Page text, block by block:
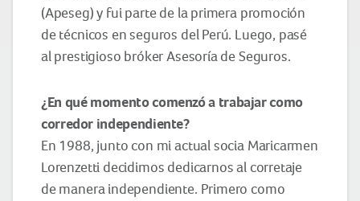
(Apeseg) y fui parte de la primera promoción
de técnicos en seguros del Perú. Luego, pasé
al prestigioso bróker Asesoría de Seguros.
¿En qué momentocomenzó a trabajar como
corredor independiente?
En 1988, junto con mi actual socia Maricarmen
Lorenzetti decidimos dedicarnos al corretaje
de manera independiente. Primero como